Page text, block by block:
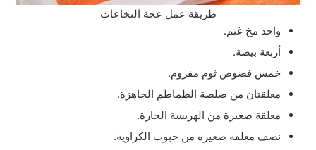
طريقة عمل عجة النخاعات
واحد مخ غنم.
أربعة بيضة.
خمس فصوص ثوم مفروم.
معلقتان من صلصة الطماطم الجاهزة.
معلقة صغيرة من الهريسة الحارة.
نصف معلقة صغيرة من حبوب الكراوية.